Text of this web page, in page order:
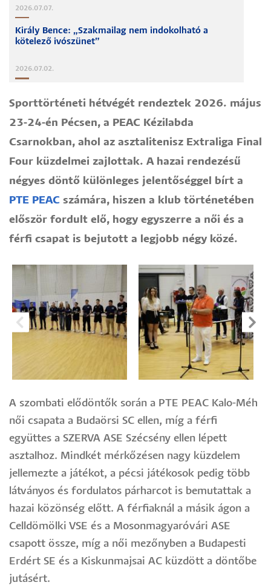
2026.07.07.
Király Bence: „Szakmailag nem indokolható a
kötelező ivószünet”
2026.07.02.
Sporttörténeti hétvégét rendeztek 2026. május
23-24-én Pécsen, a PEAC Kézilabda
Csarnokban, ahol az asztalitenisz Extraliga Final
Four küzdelmei zajlottak. A hazai rendezésű
négyes döntő különleges jelentőséggel bírt a
PTE PEAC számára, hiszen a klub történetében
először fordult elő, hogy egyszerre a női és a
férfi csapat is bejutott a legjobb négy közé.
A szombati elődöntők során a PTE PEAC Kalo-Méh
női csapata a Budaörsi SC ellen, míg a férfi
együttes a SZERVA ASE Szécsény ellen lépett
asztalhoz. Mindkét mérkőzésen nagy küzdelem
jellemezte a játékot, a pécsi játékosok pedig több
látványos és fordulatos párharcot is bemutattak a
hazai közönség előtt. A férfiaknál a másik ágon a
Celldömölki VSE és a Mosonmagyaróvári ASE
csapott össze, míg a női mezőnyben a Budapesti
Erdért SE és a Kiskunmajsai AC küzdött a döntőbe
jutásért.